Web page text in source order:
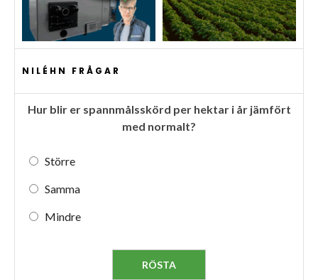
NILÉHN FRÅGAR
Hur blir er spannmålsskörd per hektar i år jämfört
med normalt?
Större
Samma
Mindre